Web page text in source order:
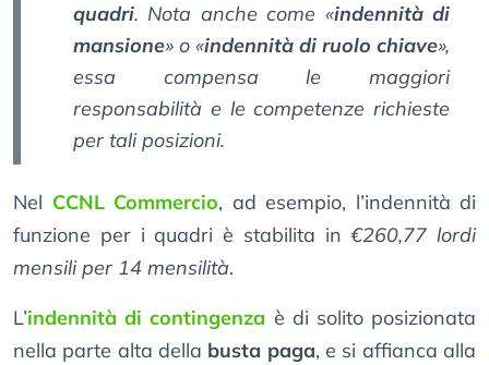
quadri. Nota anche come «indennità di
mansione» o «indennità di ruolo chiave»,
essa compensa le maggiori
responsabilità e le competenze richieste
per tali posizioni.
Nel CCNL Commercio, ad esempio, l’indennità di
funzione per i quadri è stabilita in€260,77 lordi
mensili per 14 mensilità.
L’indennità di contingenza è di solito posizionata
nella parte alta della busta paga, e si affianca alla